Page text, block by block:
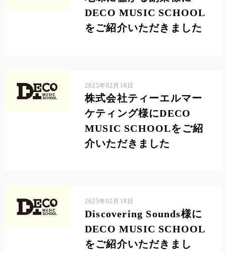
DECO MUSIC SCHOOL
をご紹介いただきました
2025年02月18日
株式会社ティーエルマー
ケティング様にDECO
MUSIC SCHOOLをご紹
介いただきました
2025年02月18日
Discovering Sounds様に
DECO MUSIC SCHOOL
をご紹介いただきまし